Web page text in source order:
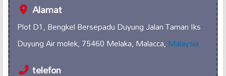
Alamat
Plot D1, Bengkel Bersepadu Duyung Jalan Taman Iks
Duyung Air molek, 75460 Melaka, Malacca,Malaysia
telefon